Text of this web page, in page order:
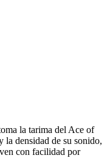
la tarima del Ace of
la densidad de su sonido,
con facilidad por